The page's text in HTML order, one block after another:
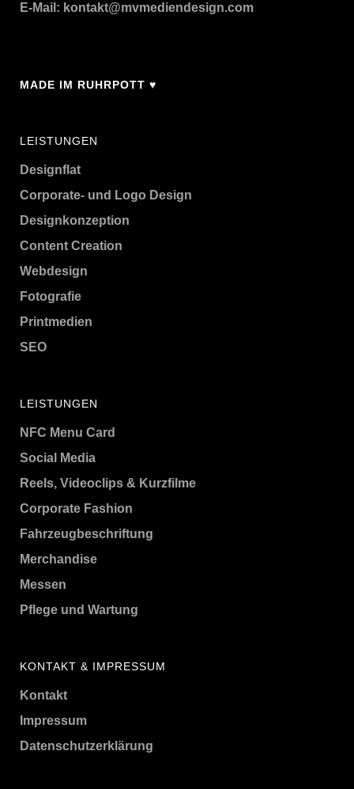
E-Mail: kontakt@mvmediendesign.com
MADE IM RUHRPOTT ♥
LEISTUNGEN
Designflat
Corporate- und Logo Design
Designkonzeption
Content Creation
Webdesign
Fotografie
Printmedien
SEO
LEISTUNGEN
NFC Menu Card
Social Media
Reels, Videoclips & Kurzfilme
Corporate Fashion
Fahrzeugbeschriftung
Merchandise
Messen
Pflege und Wartung
KONTAKT & IMPRESSUM
Kontakt
Impressum
Datenschutzerklärung